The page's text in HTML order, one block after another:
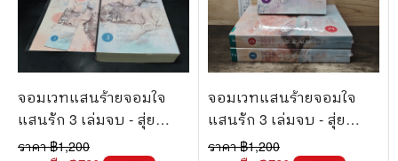
จอมเวทแสนร้ายจอมใจ
แสนรัก 3 เล่มจบ - สุ่ย
เซียนเช่อ
ราคา ฿1,200
จอมเวทแสนร้ายจอมใจ
แสนรัก 3 เล่มจบ - สุ่ย
เซียนเช่อ
ราคา ฿1,200